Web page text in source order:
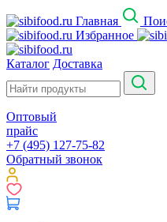
Главная
Избранное
Каталог Доставка
Оптовый
прайс
+7 (495) 127-75-82
Обратный звонок